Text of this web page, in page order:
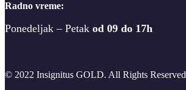
Radno vreme:
Ponedeljak – Petak od 09 do 17h
© 2022 Insignitus GOLD. All Rights Reserved